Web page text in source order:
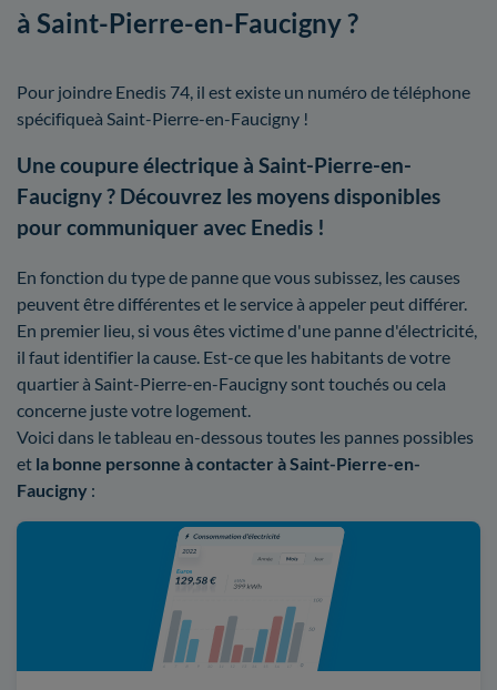
à Saint-Pierre-en-Faucigny ?
Pour joindre Enedis 74, il est existe un numéro de téléphone
spécifiqueà Saint-Pierre-en-Faucigny !
Une coupure électrique à Saint-Pierre-en-
Faucigny ? Découvrez les moyens disponibles
pour communiquer avec Enedis !
En fonction du type de panne que vous subissez, les causes
peuvent être différentes et le service à appeler peut différer.
En premier lieu, si vous êtes victime d'une panne d'électricité,
il faut identifier la cause. Est-ce que les habitants de votre
quartier à Saint-Pierre-en-Faucigny sont touchés ou cela
concerne juste votre logement.
Voici dans le tableau en-dessous toutes les pannes possibles
et la bonne personne à contacter à Saint-Pierre-en-
Faucigny :